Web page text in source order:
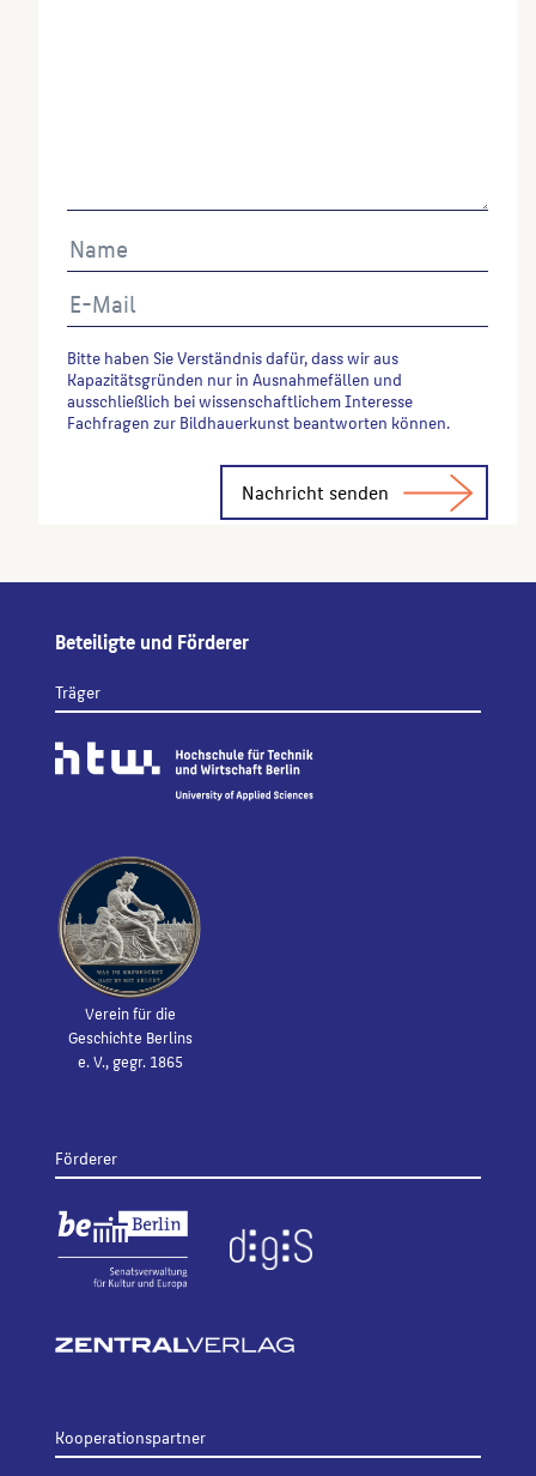
Bitte haben Sie Verständnis dafür, dass wir aus
Kapazitätsgründen nur in Ausnahmefällen und
ausschließlich bei wissenschaftlichem Interesse
Fachfragen zur Bildhauerkunst beantworten können.
Beteiligte und Förderer
Träger
Verein für die
Geschichte Berlins
e. V., gegr. 1865
Förderer
Kooperationspartner